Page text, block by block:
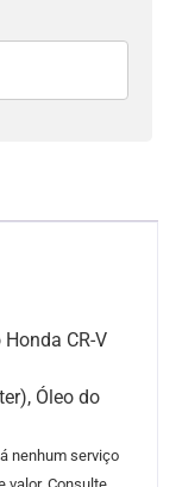
CR-V
Óleo do
nenhum serviço